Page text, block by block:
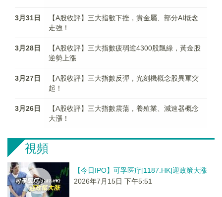
3月31日
【A股收評】三大指數下挫，貴金屬、部分AI概念
走強！
3月28日
【A股收評】三大指數疲弱逾4300股飄綠，黃金股
逆勢上漲
3月27日
【A股收評】三大指數反彈，光刻機概念股異軍突
起！
3月26日
【A股收評】三大指數震蕩，養殖業、減速器概念
大漲！
視頻
【今日IPO】可孚医疗[1187.HK]迎政策大涨
2026年7月15日 下午5:51